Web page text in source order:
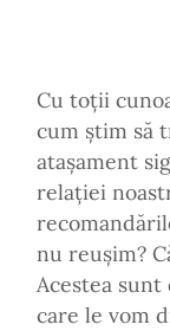
Cu toții
cum știm să
atașament
relației
nu reușim?
Acestea
care le vom